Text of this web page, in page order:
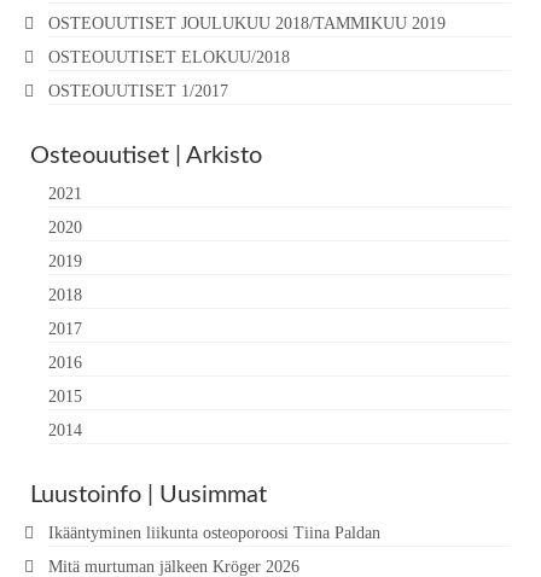
OSTEOUUTISET JOULUKUU 2018/TAMMIKUU 2019
OSTEOUUTISET ELOKUU/2018
OSTEOUUTISET 1/2017
Osteouutiset | Arkisto
2021
2020
2019
2018
2017
2016
2015
2014
Luustoinfo | Uusimmat
Ikääntyminen liikunta osteoporoosi Tiina Paldan
Mitä murtuman jälkeen Kröger 2026